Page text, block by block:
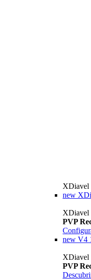
XDiavel
new
XDiavel
PVP
new V4
XDiavel
PVP